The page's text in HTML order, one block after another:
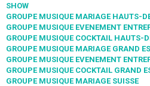
SHOW
GROUPE MUSIQUE MARIAGE HAUTS-
GROUPE MUSIQUE EVENEMENT
GROUPE MUSIQUE COCKTAIL HAUTS-
GROUPE MUSIQUE MARIAGE GRAND
GROUPE MUSIQUE EVENEMENT
GROUPE MUSIQUE COCKTAIL GRAND
GROUPE MUSIQUE MARIAGE SUISSE